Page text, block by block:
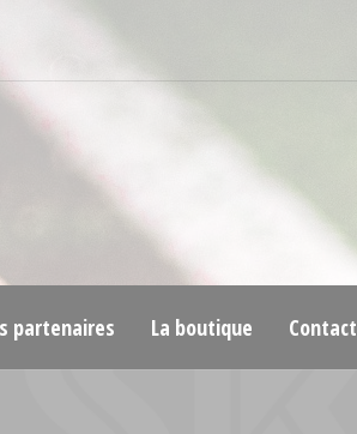
partenaires La boutique Contact